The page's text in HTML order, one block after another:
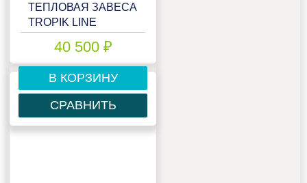
ТЕПЛОВАЯ ЗАВЕСА
TROPIK LINE
40 500 ₽
В КОРЗИНУ
СРАВНИТЬ